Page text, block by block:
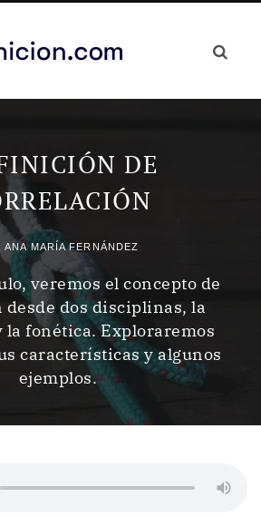
DE
ANA MARÍA FERNÁNDEZ
veremos el concepto de
dos disciplinas, la
la fonética. Exploraremos
características y algunos
ejemplos.